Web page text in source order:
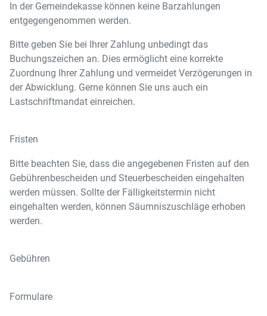
In der Gemeindekasse können keine Barzahlungen
entgegengenommen werden.
Bitte geben Sie bei Ihrer Zahlung unbedingt das
Buchungszeichen an. Dies ermöglicht eine korrekte
Zuordnung Ihrer Zahlung und vermeidet Verzögerungen in
der Abwicklung. Gerne können Sie uns auch ein
Lastschriftmandat einreichen.
Fristen
Bitte beachten Sie, dass die angegebenen Fristen auf den
Gebührenbescheiden und Steuerbescheiden eingehalten
werden müssen. Sollte der Fälligkeitstermin nicht
eingehalten werden, können Säumniszuschläge erhoben
werden.
Gebühren
Formulare